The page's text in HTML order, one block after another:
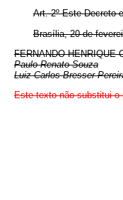
Art. 2º Este Decreto
Brasília, 20 de
FERNANDO HENRIQUE
Paulo Renato Souza
Luiz Carlos Bresser
Este texto não substitui o